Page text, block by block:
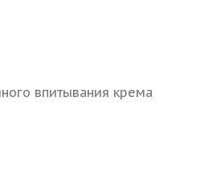
впитывания крема